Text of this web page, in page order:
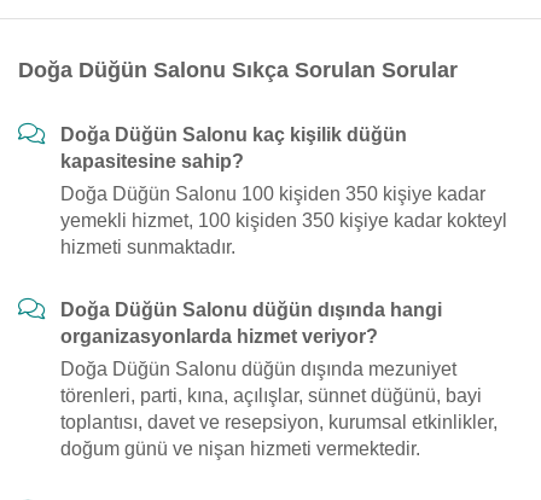
Doğa Düğün Salonu Sıkça Sorulan Sorular
Doğa Düğün Salonu kaç kişilik düğün
kapasitesine sahip?
Doğa Düğün Salonu 100 kişiden 350 kişiye kadar
yemekli hizmet, 100 kişiden 350 kişiye kadar kokteyl
hizmeti sunmaktadır.
Doğa Düğün Salonu düğün dışında hangi
organizasyonlarda hizmet veriyor?
Doğa Düğün Salonu düğün dışında mezuniyet
törenleri, parti, kına, açılışlar, sünnet düğünü, bayi
toplantısı, davet ve resepsiyon, kurumsal etkinlikler,
doğum günü ve nişan hizmeti vermektedir.